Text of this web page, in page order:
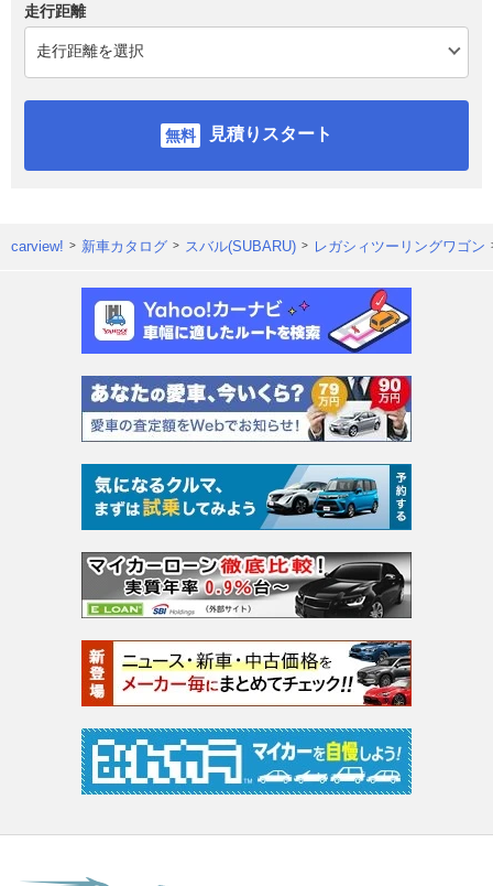
走行距離
見積りスタート
carview! 新車カタログ スバル(SUBARU) レガシィツーリングワゴン